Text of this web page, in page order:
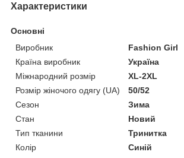
Характеристики
Основні
Виробник
Fashion Girl
Країна виробник
Україна
Міжнародний розмір
XL-2XL
Розмір жіночого одягу (UA)
50/52
Сезон
Зима
Стан
Новий
Тип тканини
Тринитка
Колір
Синій